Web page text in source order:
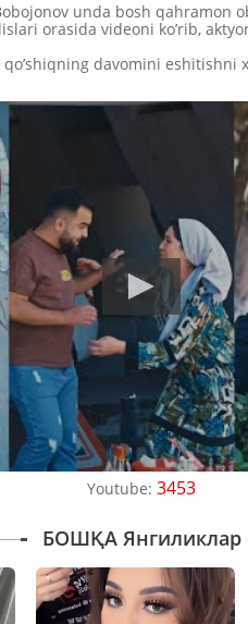
unda bosh qahramon
orasida videoni ko’rib,
davomini eshitishni
Youtube: 3453
БОШҚА Янгиликлар